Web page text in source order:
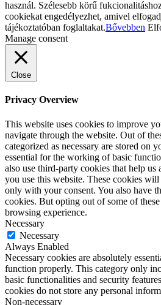
használ. Szélesebb körű
cookiekat engedélyezhet, amivel
tájékoztatóban foglaltakat.Bővebben
Manage consent
Close
Privacy Overview
This website uses cookies to improve
navigate through the website. Out of
categorized as necessary are stored on
essential for the working of basic
also use third-party cookies that help us
you use this website. These cookies
only with your consent. You also have
cookies. But opting out of some of
browsing experience.
Necessary
Necessary
Always Enabled
Necessary cookies are absolutely
function properly. This category only
basic functionalities and security
cookies do not store any personal
Non-necessary